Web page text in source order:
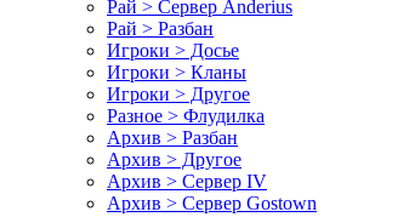
Рай > Сервер Anderius
Рай > Разбан
Игроки > Досье
Игроки > Кланы
Игроки > Другое
Разное > Флудилка
Архив > Разбан
Архив > Другое
Архив > Сервер IV
Архив > Сервер Gostown